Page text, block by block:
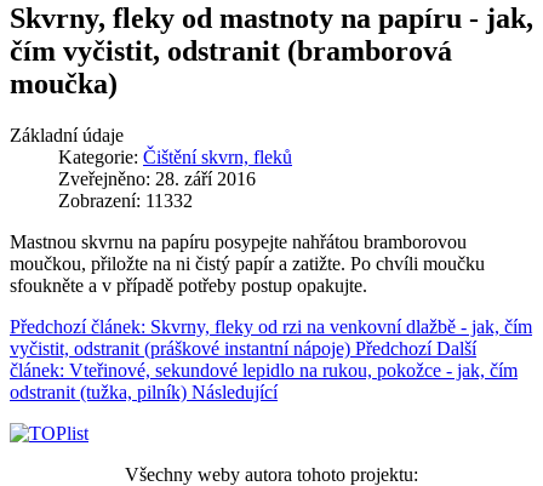
Skvrny, fleky od mastnoty na papíru - jak,
čím vyčistit, odstranit (bramborová
moučka)
Základní údaje
Kategorie: Čištění skvrn, fleků
Zveřejněno: 28. září 2016
Zobrazení: 11332
Mastnou skvrnu na papíru posypejte nahřátou bramborovou
moučkou, přiložte na ni čistý papír a zatižte. Po chvíli moučku
sfoukněte a v případě potřeby postup opakujte.
Předchozí článek: Skvrny, fleky od rzi na venkovní dlažbě - jak, čím
vyčistit, odstranit (práškové instantní nápoje) Předchozí Další
článek: Vteřinové, sekundové lepidlo na rukou, pokožce - jak, čím
odstranit (tužka, pilník) Následující
Všechny weby autora tohoto projektu: